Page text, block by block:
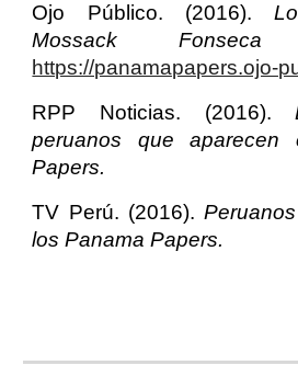
Ojo Público. (2016).
Mossack
https://panamapapers.ojo-
RPP Noticias. (2016).
peruanos que aparecen
Papers.
TV Perú. (2016).
los Panama Papers.